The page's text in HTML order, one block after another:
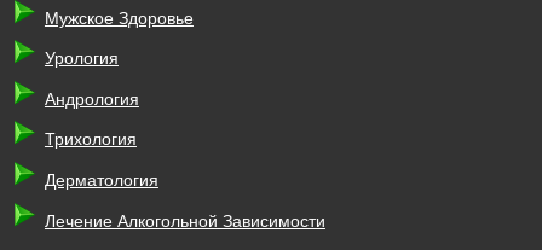
Мужское Здоровье
Урология
Андрология
Трихология
Дерматология
Лечение Алкогольной Зависимости